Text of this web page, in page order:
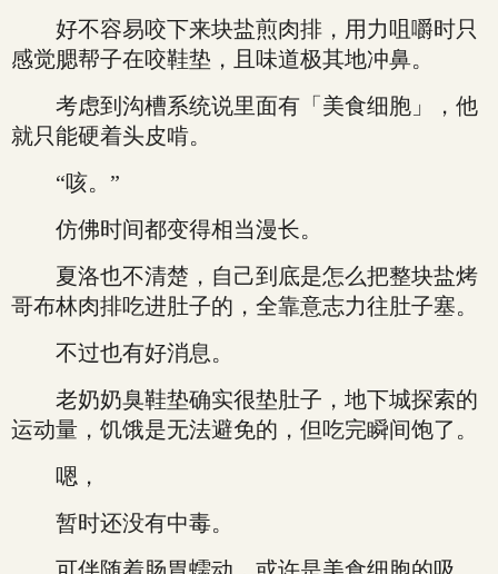
好不容易咬下来块盐煎肉排，用力咀嚼时只
感觉腮帮子在咬鞋垫，且味道极其地冲鼻。
考虑到沟槽系统说里面有「美食细胞」，他
就只能硬着头皮啃。
“咳。”
仿佛时间都变得相当漫长。
夏洛也不清楚，自己到底是怎么把整块盐烤
哥布林肉排吃进肚子的，全靠意志力往肚子塞。
不过也有好消息。
老奶奶臭鞋垫确实很垫肚子，地下城探索的
运动量，饥饿是无法避免的，但吃完瞬间饱了。
嗯，
暂时还没有中毒。